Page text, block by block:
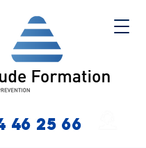
46 25 66